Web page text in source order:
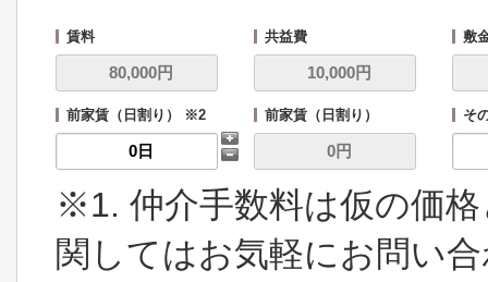
賃料 共益費 敷
前家賃（日割り） ※2 前家賃（日割り） そ
※1. 仲介手数料は仮の価
関してはお気軽にお問い